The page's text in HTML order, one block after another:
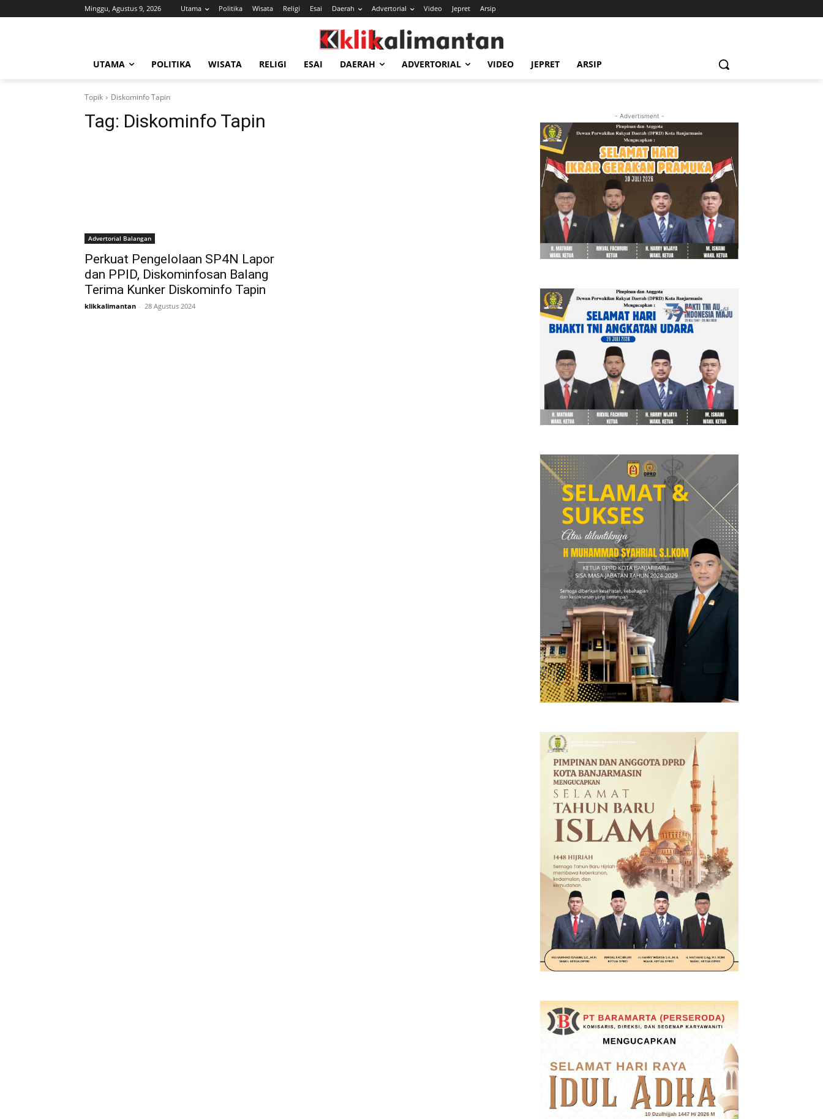
Minggu, Agustus 9, 2026 Utama Politika Wisata Religi Esai Daerah Advertorial Video Jepret Arsip
UTAMA POLITIKA WISATA RELIGI ESAI DAERAH ADVERTORIAL VIDEO JEPRET ARSIP
Topik Diskominfo Tapin
Tag: Diskominfo Tapin
Advertorial Balangan
Perkuat Pengelolaan SP4N Lapor
dan PPID, Diskominfosan Balang
Terima Kunker Diskominfo Tapin
klikkalimantan - 28 Agustus 2024
- Advertisment -